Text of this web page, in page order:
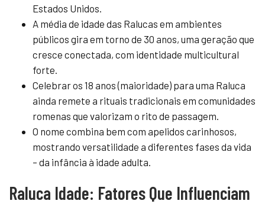
Estados Unidos.
A média de idade das Ralucas em ambientes
públicos gira em torno de 30 anos, uma geração que
cresce conectada, com identidade multicultural
forte.
Celebrar os 18 anos (maioridade) para uma Raluca
ainda remete a rituais tradicionais em comunidades
romenas que valorizam o rito de passagem.
O nome combina bem com apelidos carinhosos,
mostrando versatilidade a diferentes fases da vida
– da infância à idade adulta.
Raluca Idade: Fatores Que Influenciam